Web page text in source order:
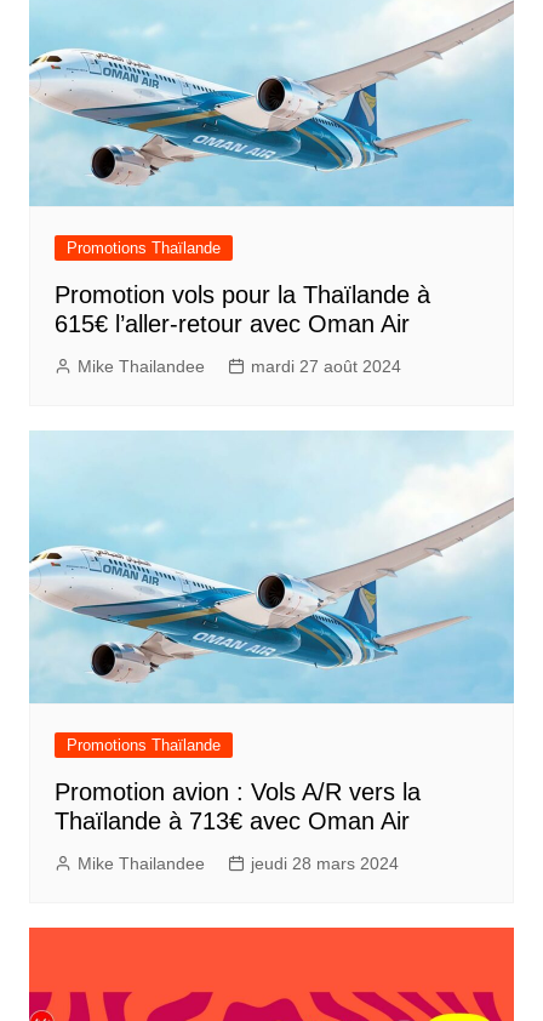
Promotions Thaïlande
Promotion vols pour la Thaïlande à
615€ l’aller-retour avec Oman Air
Mike Thailandee mardi 27 août 2024
Promotions Thaïlande
Promotion avion : Vols A/R vers la
Thaïlande à 713€ avec Oman Air
Mike Thailandee jeudi 28 mars 2024